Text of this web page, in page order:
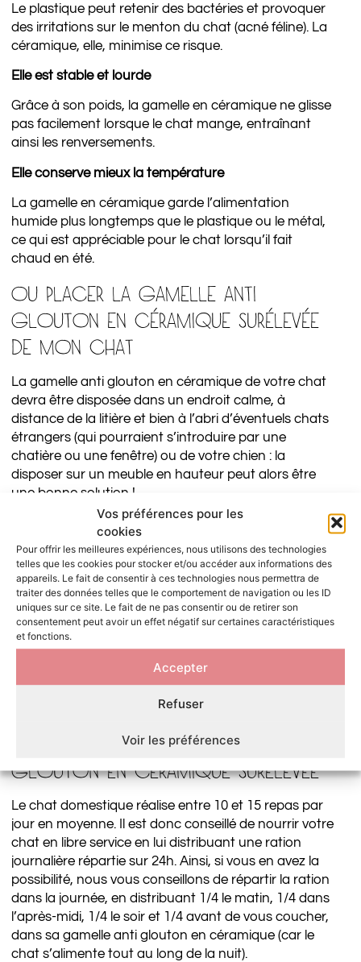
Vos préférences pour les
cookies
Pour offrir les meilleures expériences, nous utilisons des technologies
telles que les cookies pour stocker et/ou accéder aux informations des
appareils. Le fait de consentir à ces technologies nous permettra de
traiter des données telles que le comportement de navigation ou les ID
uniques sur ce site. Le fait de ne pas consentir ou de retirer son
consentement peut avoir un effet négatif sur certaines caractéristiques
et fonctions.
Accepter
Refuser
Voir les préférences
Le plastique peut retenir des bactéries et provoquer
des irritations sur le menton du chat (acné féline). La
céramique, elle, minimise ce risque.
Elle est stable et lourde
Grâce à son poids, la gamelle en céramique ne glisse
pas facilement lorsque le chat mange, entraînant
ainsi les renversements.
Elle conserve mieux la température
La gamelle en céramique garde l’alimentation
humide plus longtemps que le plastique ou le métal,
ce qui est appréciable pour le chat lorsqu’il fait
chaud en été.
OU PLACER LA GAMELLE ANTI
GLOUTON EN CÉRAMIQUE SURÉLEVÉE
DE MON CHAT
La gamelle anti glouton en céramique de votre chat
devra être disposée dans un endroit calme, à
distance de la litière et bien à l’abri d’éventuels chats
étrangers (qui pourraient s’introduire par une
chatière ou une fenêtre) ou de votre chien : la
disposer sur un meuble en hauteur peut alors être
une bonne solution !
N’oubliez pas de délivrer de l’eau à votre petit
compagnon dans une gamelle à large base car les
chats n’aiment pas se mouiller les moustaches !
Celle-ci sera disposée de préférence à distance de la
nourriture, et l’eau sera renouvelée tous les jours car
le chat aime l’eau fraîche.
Pensez à facilitez l’accès à la gamelle anti glouton en
céramique si votre chat présente un handicap
particulier.
QUAND DONNER À MANGER À MON
CHAT DANS SA GAMELLE ANTI
GLOUTON EN CÉRAMIQUE SURÉLEVÉE
Le chat domestique réalise entre 10 et 15 repas par
jour en moyenne. Il est donc conseillé de nourrir votre
chat en libre service en lui distribuant une ration
journalière répartie sur 24h. Ainsi, si vous en avez la
possibilité, nous vous conseillons de répartir la ration
dans la journée, en distribuant 1/4 le matin, 1/4 dans
l’après-midi, 1/4 le soir et 1/4 avant de vous coucher,
dans sa gamelle anti glouton en céramique (car le
chat s’alimente tout au long de la nuit).